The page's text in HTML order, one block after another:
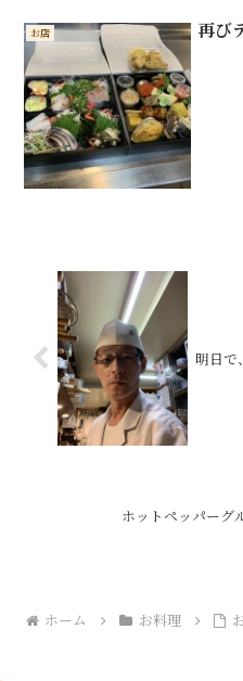
お店 再び
明日で
ホットペッパーグ
ホーム お料理